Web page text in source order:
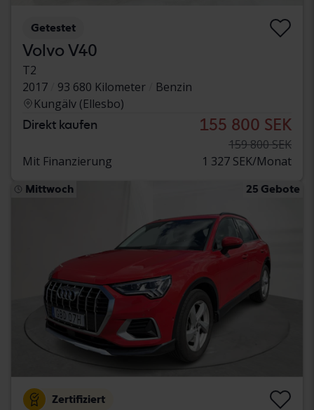
Getestet
Volvo V40
T2
2017
93 680 Kilometer
Benzin
Kungälv (Ellesbo)
Direkt kaufen 155 800 SEK
159 800 SEK
Mit Finanzierung
1 327 SEK/Monat
Mittwoch 25 Gebote
Zertifiziert